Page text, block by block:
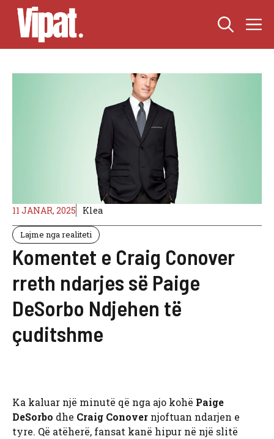
Skip
content
11 JANAR, 2025 Klea
Lajme nga realiteti
Komentet e Craig Conover
rreth ndarjes së Paige
DeSorbo Ndjehen të
çuditshme
Ka kaluar një minutë që nga ajo kohë Paige
DeSorbo dhe Craig Conover njoftuan ndarjen e
tyre. Që atëherë, fansat kanë hipur në një slitë